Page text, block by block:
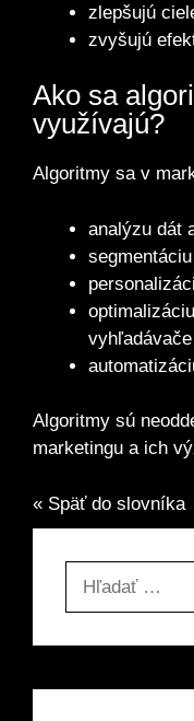
zlepšujú
zvyšujú
Ako sa
využívajú?
Algoritmy sa v
analýzu dát
Algoritmy sú
marketingu a ich
« Späť do slovníka